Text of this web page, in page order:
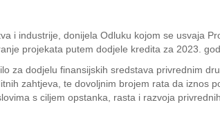
i industrije, donijela Odluku kojom se usvaja
projekata putem dodjele kredita za 2023.
za dodjelu finansijskih sredstava privrednim
zahtjeva, te dovoljnim brojem rata da iznos
s ciljem opstanka, rasta i razvoja